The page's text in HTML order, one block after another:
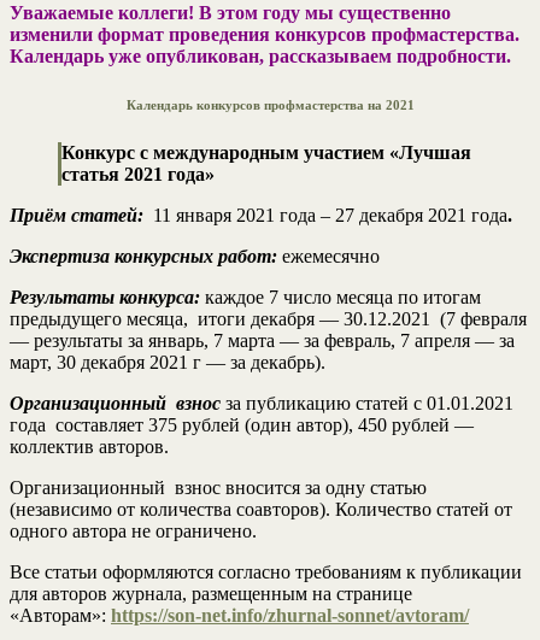
Уважаемые коллеги! В этом году мы существенно
изменили формат проведения конкурсов профмастерства.
Календарь уже опубликован, рассказываем подробности.
Календарь конкурсов профмастерства на 2021
Конкурс с международным участием «Лучшая
статья 2021 года»
Приём статей: 11 января 2021 года – 27 декабря 2021 года.
Экспертиза конкурсных работ: ежемесячно
Результаты конкурса: каждое 7 число месяца по итогам
предыдущего месяца, итоги декабря — 30.12.2021 (7 февраля
— результаты за январь, 7 марта — за февраль, 7 апреля — за
март, 30 декабря 2021 г — за декабрь).
Организационный взнос за публикацию статей с 01.01.2021
года составляет 375 рублей (один автор), 450 рублей —
коллектив авторов.
Организационный взнос вносится за одну статью
(независимо от количества соавторов). Количество статей от
одного автора не ограничено.
Все статьи оформляются согласно требованиям к публикации
для авторов журнала, размещенным на странице
«Авторам»: https://son-net.info/zhurnal-sonnet/avtoram/